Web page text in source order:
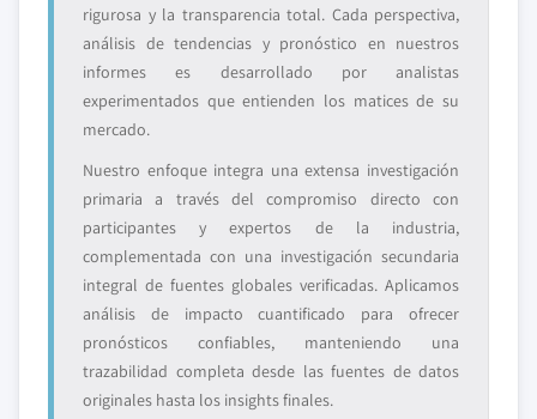
rigurosa y la transparencia total. Cada perspectiva,
análisis de tendencias y pronóstico en nuestros
informes es desarrollado por analistas
experimentados que entienden los matices de su
mercado.
Nuestro enfoque integra una extensa investigación
primaria a través del compromiso directo con
participantes y expertos de la industria,
complementada con una investigación secundaria
integral de fuentes globales verificadas. Aplicamos
análisis de impacto cuantificado para ofrecer
pronósticos confiables, manteniendo una
trazabilidad completa desde las fuentes de datos
originales hasta los insights finales.